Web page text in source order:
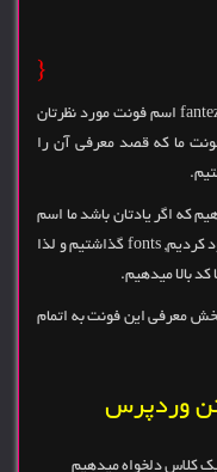
{
در خط دوم جلوی font family به جای واژه ی fantezy اسم فونت مورد نظرتان
ما که قصد معرفی آن را
که اگر یادتان باشد ما اسم
فولدر خودمان را که که فونت ها را درونش آپلود کردیم, fonts گذاشتیم و لذا
را بدهید تا بخش معرفی این فونت به اتمام
وردپرس
یک کلاس دلخواه میدهیم